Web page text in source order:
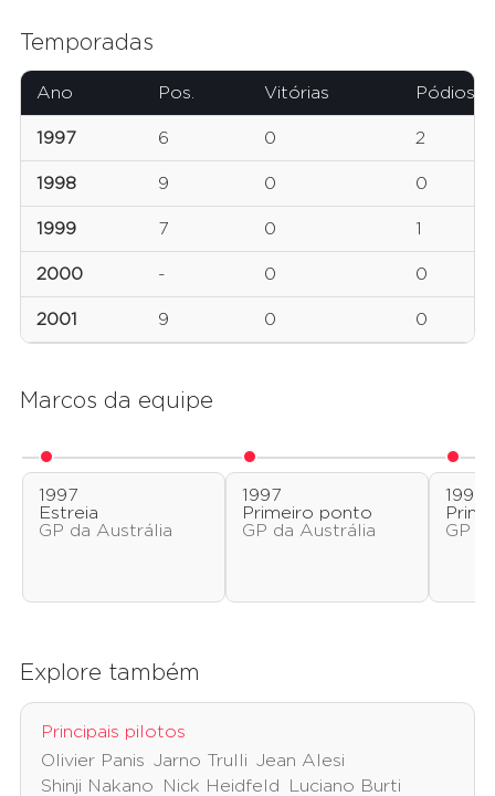
Temporadas
Ano Pos. Vitórias Pódios
1997 6 0 2
1998 9 0 0
1999 7 0 1
2000 - 0 0
2001 9 0 0
Marcos da equipe
1997
Estreia
GP da Austrália
1997
Primeiro ponto
GP da Austrália
1997
GP
Explore também
Principais pilotos
Olivier Panis Jarno Trulli Jean Alesi
Shinji Nakano
Nick Heidfeld Luciano Burti